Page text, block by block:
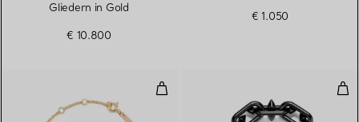
Gliedern in Gold
€ 10.800
€ 1.050
Gliederarmband aus